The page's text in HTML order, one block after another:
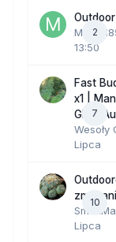
2
13:50
7
Fast
x1 |
GMO
Wesoły
Lipca
10
Lipca